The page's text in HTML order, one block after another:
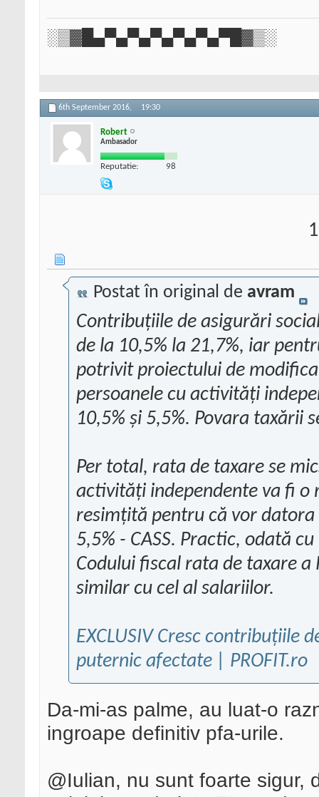
░▒▓█▄▀▄▀▄▀▄▀▄▀▄▀█▓▒░
6th September 2016, 19:30
Robert
Ambasador
Reputatie: 98
Postat în original de avram
Contribuțiile de asigurări
de la 10,5% la 21,7%, iar
potrivit proiectului de
persoanele cu activități
10,5% și 5,5%. Povara taxării
Per total, rata de taxare se
activități independente va fi o
resimțită pentru că vor datora
5,5% - CASS. Practic, odată
Codului fiscal rata de taxare a
similar cu cel al salariilor.
EXCLUSIV Cresc contribuțiile
puternic afectate | PROFIT.ro
Da-mi-as palme, au luat-o
ingroape definitiv pfa-urile.
@Iulian, nu sunt foarte sigur,